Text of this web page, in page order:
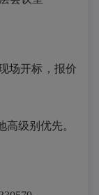
场开标，报价
级别优先。